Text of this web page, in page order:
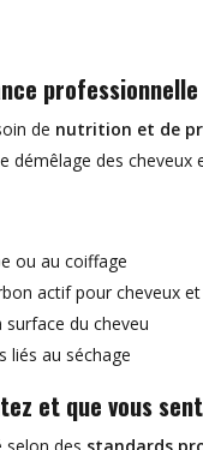
professionnelle
de nutrition et de
démêlage des cheveux
ou au coiffage
actif pour cheveux
surface du cheveu
liés au séchage
et que vous